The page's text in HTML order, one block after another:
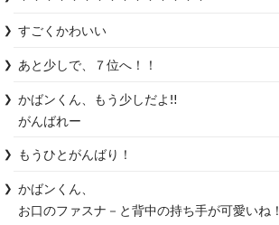
すごくかわいい
あと少しで、７位へ！！
かばンくん、もう少しだよ‼️
がんばれー
もうひとがんばり！
かばンくん、
お口のファスナ－と背中の持ち手が可愛いね！